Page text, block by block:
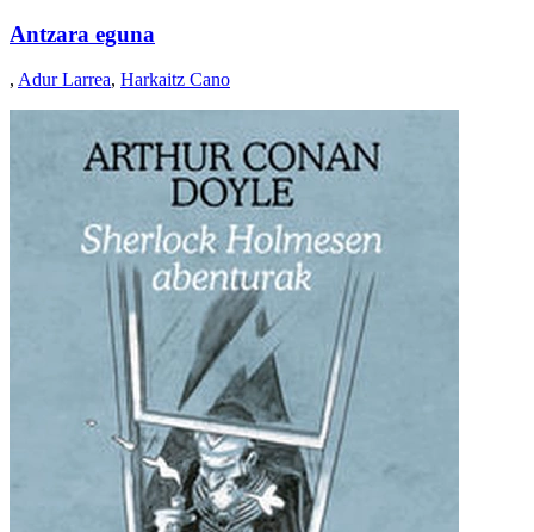
Antzara eguna
, Adur Larrea, Harkaitz Cano